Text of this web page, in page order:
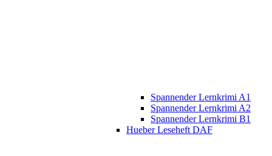
Spannender Lernkrimi A1
Spannender Lernkrimi A2
Spannender Lernkrimi B1
Hueber Leseheft DAF